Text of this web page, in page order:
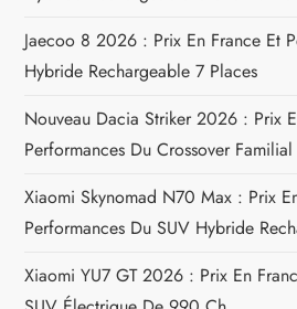
n
d
e
l
’
a
Jaecoo 8 2026 : Prix En France Et
Hybride Rechargeable 7 Places
Nouveau Dacia Striker 2026 : Prix
Performances Du Crossover
Xiaomi Skynomad N70 Max : Prix
Performances Du SUV Hybride
Xiaomi YU7 GT 2026 : Prix En